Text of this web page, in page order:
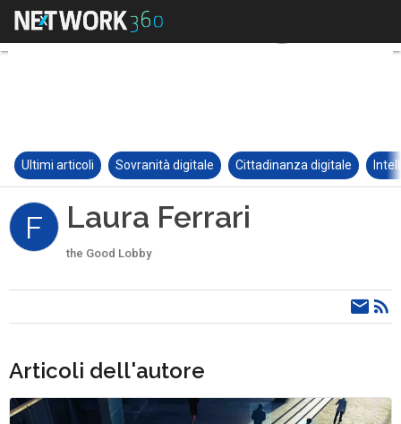
Ultimi articoli Sovranità digitale Cittadinanza digitale
F Laura Ferrari
the Good Lobby
Articoli dell'autore